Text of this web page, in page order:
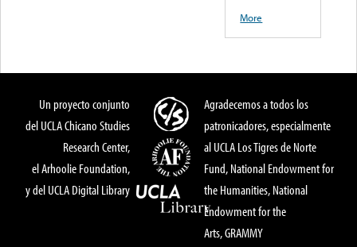
More
Un proyecto conjunto
del UCLA Chicano Studies
Research Center,
el Arhoolie Foundation,
y del UCLA Digital Library
Agradecemos a todos los
patronicadores, especialmente
al UCLA Los Tigres de Norte
Fund, National Endowment for
the Humanities, National
Endowment for the
Arts, GRAMMY